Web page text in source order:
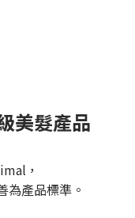
美髮產品
，
為產品標準。